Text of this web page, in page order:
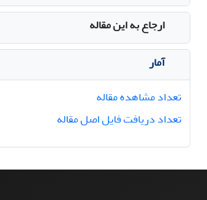
ارجاع به این مقاله
آمار
تعداد مشاهده مقاله
تعداد دریافت فایل اصل مقاله